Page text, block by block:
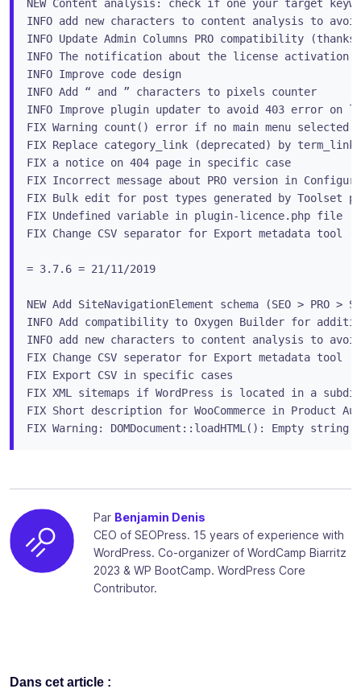
NEW Content analysis: check if one your target
INFO add new characters to content analysis to
INFO Update Admin Columns PRO compatibility
INFO The notification about the license activation
INFO Improve code design
INFO Add “ and ” characters to pixels counter
INFO Improve plugin updater to avoid 403 error on
FIX Warning count() error if no main menu selected
FIX Replace category_link (deprecated) by term_link
FIX a notice on 404 page in specific case
FIX Incorrect message about PRO version in
FIX Bulk edit for post types generated by Toolset
FIX Undefined variable in plugin-licence.php file
FIX Change CSV separator for Export metadata tool
= 3.7.6 = 21/11/2019
NEW Add SiteNavigationElement schema (SEO >
INFO Add compatibility to Oxygen Builder for
INFO add new characters to content analysis to
FIX Change CSV seperator for Export metadata
FIX Export CSV in specific cases
FIX XML sitemaps if WordPress is located in a
FIX Short description for WooCommerce in Product
Par Benjamin Denis
CEO of SEOPress. 15 years of experience with
WordPress. Co-organizer of WordCamp Biarritz
2023 & WP BootCamp. WordPress Core
Contributor.
Dans cet article :